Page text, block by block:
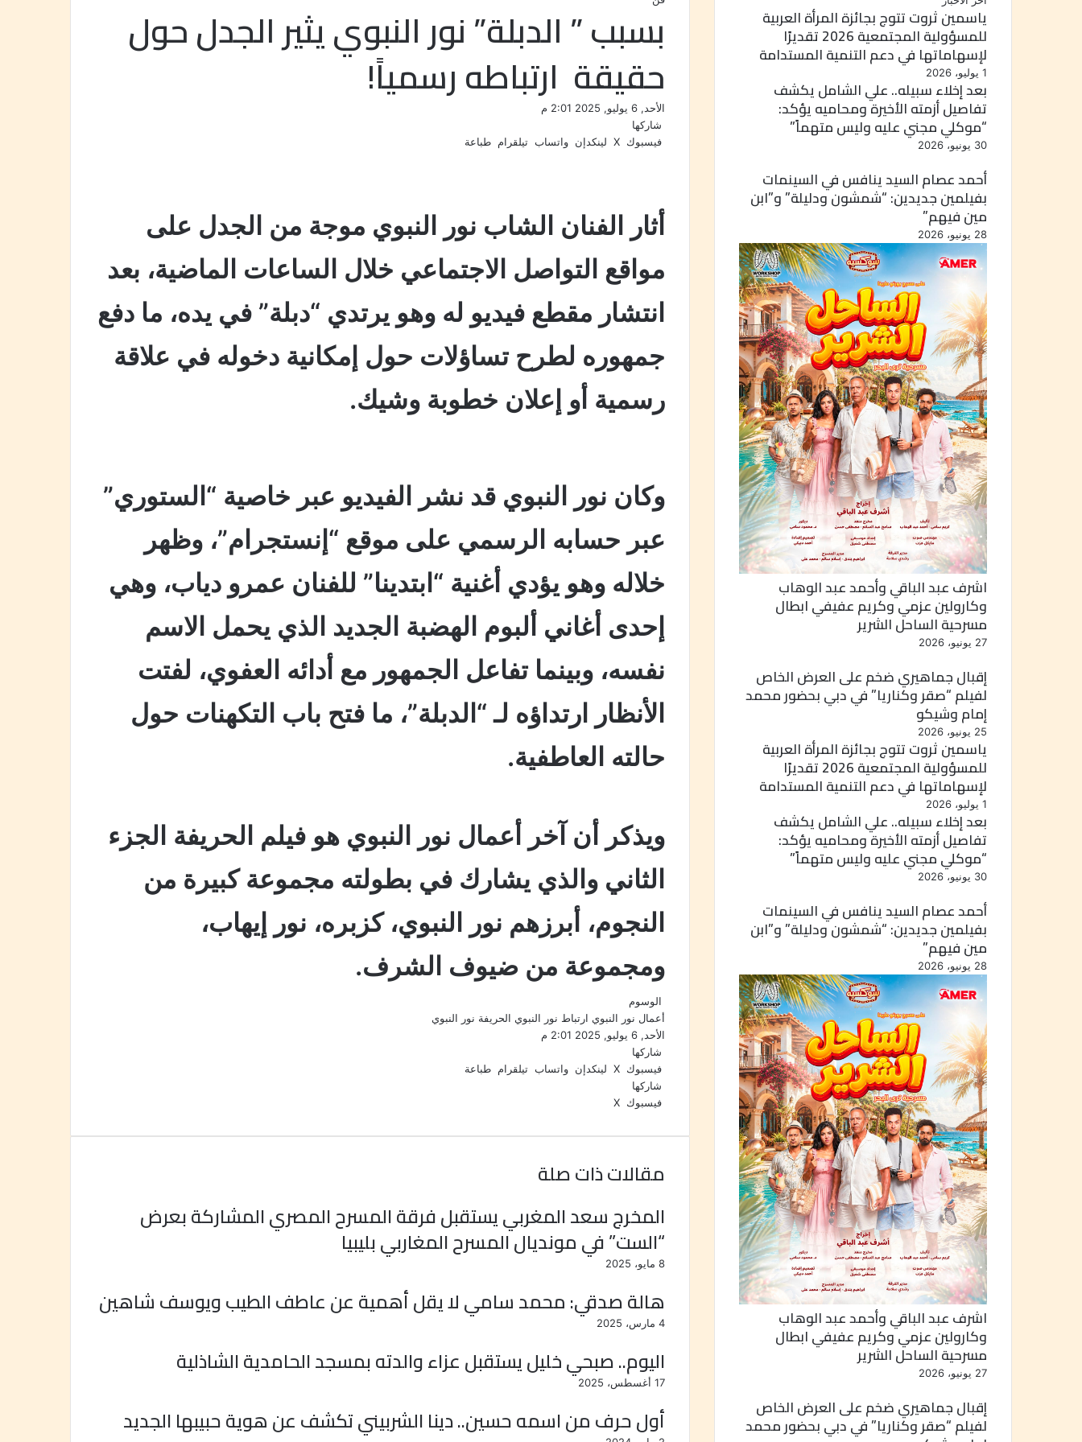
بسبب ” الدبلة” نور النبوي يثير الجدل حول
حقيقة ارتباطه رسمياً!
الأحد, 6 يوليو, 2025 2:01 م
شاركها
فيسبوك ‫X لينكدإن واتساب تيلقرام طباعة
أثار الفنان الشاب نور النبوي موجة من الجدل على
مواقع التواصل الاجتماعي خلال الساعات الماضية، بعد
انتشار مقطع فيديو له وهو يرتدي “دبلة” في يده، ما دفع
جمهوره لطرح تساؤلات حول إمكانية دخوله في علاقة
رسمية أو إعلان خطوبة وشيك.
وكان نور النبوي قد نشر الفيديو عبر خاصية “الستوري”
عبر حسابه الرسمي على موقع “إنستجرام”، وظهر
خلاله وهو يؤدي أغنية “ابتدينا” للفنان عمرو دياب، وهي
إحدى أغاني ألبوم الهضبة الجديد الذي يحمل الاسم
نفسه، وبينما تفاعل الجمهور مع أدائه العفوي، لفتت
الأنظار ارتداؤه لـ “الدبلة”، ما فتح باب التكهنات حول
حالته العاطفية.
ويذكر أن آخر أعمال نور النبوي هو فيلم الحريفة الجزء
الثاني والذي يشارك في بطولته مجموعة كبيرة من
النجوم، أبرزهم نور النبوي، كزبره، نور إيهاب،
ومجموعة من ضيوف الشرف.
الوسوم
أعمال نور النبوي ارتباط نور النبوي الحريفة نور النبوي
الأحد, 6 يوليو, 2025 2:01 م
شاركها
فيسبوك ‫X لينكدإن واتساب تيلقرام طباعة
شاركها
فيسبوك ‫X
ن
س
ت
ت
ا
ل
ر
ا
ك
ب
ر
ا
ر
ا
ة
مقالات ذات صلة
المخرج سعد المغربي يستقبل فرقة المسرح المصري المشاركة بعرض
“الست” في مونديال المسرح المغاربي بليبيا
8 مايو، 2025
هالة صدقي: محمد سامي لا يقل أهمية عن عاطف الطيب ويوسف شاهين
4 مارس، 2025
اليوم.. صبحي خليل يستقبل عزاء والدته بمسجد الحامدية الشاذلية
17 أغسطس، 2025
أول حرف من اسمه حسين.. دينا الشربيني تكشف عن هوية حبيبها الجديد
ياسمين ثروت تتوج بجائزة المرأة العربية
للمسؤولية المجتمعية 2026 تقديرًا
لإسهاماتها في دعم التنمية المستدامة
1 يوليو، 2026
بعد إخلاء سبيله.. علي الشامل يكشف
تفاصيل أزمته الأخيرة ومحاميه يؤكد:
“موكلي مجني عليه وليس متهماً”
30 يونيو، 2026
أحمد عصام السيد ينافس في السينمات
بفيلمين جديدين: “شمشون ودليلة” و”ابن
مين فيهم”
28 يونيو، 2026
اشرف عبد الباقي وأحمد عبد الوهاب
وكارولين عزمي وكريم عفيفي ابطال
مسرحية الساحل الشرير
27 يونيو، 2026
إقبال جماهيري ضخم على العرض الخاص
لفيلم “صقر وكناريا” في دبي بحضور محمد
إمام وشيكو
25 يونيو، 2026
ياسمين ثروت تتوج بجائزة المرأة العربية
للمسؤولية المجتمعية 2026 تقديرًا
لإسهاماتها في دعم التنمية المستدامة
1 يوليو، 2026
بعد إخلاء سبيله.. علي الشامل يكشف
تفاصيل أزمته الأخيرة ومحاميه يؤكد:
“موكلي مجني عليه وليس متهماً”
30 يونيو، 2026
أحمد عصام السيد ينافس في السينمات
بفيلمين جديدين: “شمشون ودليلة” و”ابن
مين فيهم”
28 يونيو، 2026
اشرف عبد الباقي وأحمد عبد الوهاب
وكارولين عزمي وكريم عفيفي ابطال
مسرحية الساحل الشرير
27 يونيو، 2026
إقبال جماهيري ضخم على العرض الخاص
لفيلم “صقر وكناريا” في دبي بحضور محمد